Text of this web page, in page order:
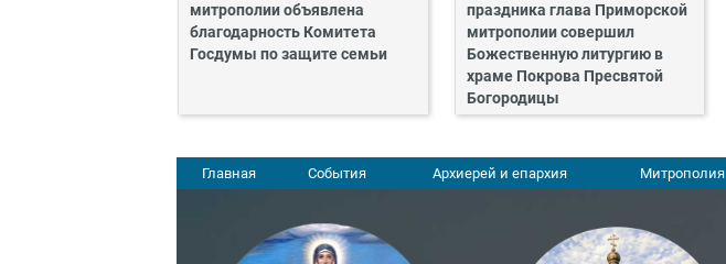
митрополии объявлена
благодарность Комитета
Госдумы по защите семьи
праздника глава Приморской
митрополии совершил
Божественную литургию в
храме Покрова Пресвятой
Богородицы
Главная События Архиерей и епархия Митрополия